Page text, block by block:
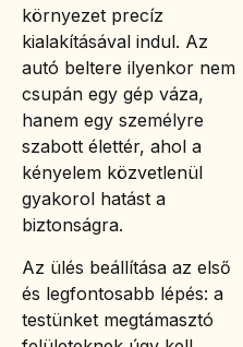
környezet precíz
kialakításával indul. Az
autó beltere ilyenkor nem
csupán egy gép váza,
hanem egy személyre
szabott élettér, ahol a
kényelem közvetlenül
gyakorol hatást a
biztonságra.
Az ülés beállítása az első
és legfontosabb lépés: a
testünket megtámasztó